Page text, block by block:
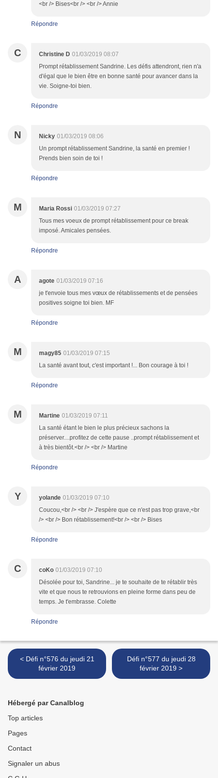
<br /> Bises<br /> <br /> Annie
Répondre
C Christine D 01/03/2019 08:07
Prompt rétablissement Sandrine. Les défis attendront, rien n'a
d'égal que le bien être en bonne santé pour avancer dans la
vie. Soigne-toi bien.
Répondre
N Nicky 01/03/2019 08:06
Un prompt rétablissement Sandrine, la santé en premier !
Prends bien soin de toi !
Répondre
M Maria Rossi 01/03/2019 07:27
Tous mes voeux de prompt rétablissement pour ce break
imposé. Amicales pensées.
Répondre
A agote 01/03/2019 07:16
je t'envoie tous mes vœux de rétablissements et de pensées
positives soigne toi bien. MF
Répondre
M magy85 01/03/2019 07:15
La santé avant tout, c'est important !... Bon courage à toi !
Répondre
M Martine 01/03/2019 07:11
La santé étant le bien le plus précieux sachons la
préserver....profitez de cette pause ..prompt rétablissement et
à très bientôt.<br /> <br /> Martine
Répondre
Y yolande 01/03/2019 07:10
Coucou,<br /> <br /> J'espère que ce n'est pas trop grave,<br
/> <br /> Bon rétablissement!<br /> <br /> Bises
Répondre
C coKo 01/03/2019 07:10
Désolée pour toi, Sandrine... je te souhaite de te rétablir très
vite et que nous te retrouvions en pleine forme dans peu de
temps. Je t'embrasse. Colette
Répondre
< Défi n°576 du jeudi 21
février 2019
Défi n°577 du jeudi 28
février 2019 >
Hébergé par Canalblog
Top articles
Pages
Contact
Signaler un abus